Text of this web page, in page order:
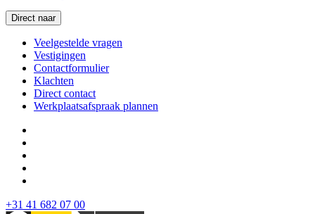
Direct naar
Veelgestelde vragen
Vestigingen
Contactformulier
Klachten
Direct contact
Werkplaatsafspraak plannen
+31 41 682 07 00